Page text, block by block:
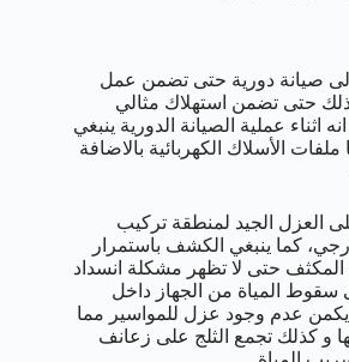
الى صيانة دورية حتى تضمن عمل
حتى تضمن استهلاك مثالي
اثناء عملية الصيانة الدورية ينبغي
ملفات الأسلاك الكهربائية بالاضافة
العزل الجيد لمنطقة تركيب
كما ينبغي الكشف باستمرار
المكثف حتى لا تظهر مشكلة انسداد
سقوط المياة من الجهاز داخل
عدم وجود عزل للمواسير مما
و كذلك تجمع الثلج على زعانف